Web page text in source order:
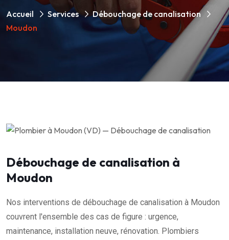
Accueil Services
Débouchage de canalisation
Moudon
Débouchage de canalisation à
Moudon
Nos interventions de débouchage de canalisation à Moudon
couvrent l'ensemble des cas de figure : urgence,
maintenance, installation neuve, rénovation. Plombiers